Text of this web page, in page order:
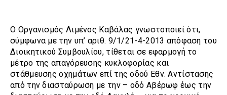
Ο Οργανισμός Λιμένος Καβάλας γνωστοποιεί ότι,
σύμφωνα με την υπ’ αριθ. 9/1/21-4-2013 απόφαση του
Διοικητικού Συμβουλίου, τίθεται σε εφαρμογή το
μέτρο της απαγόρευσης κυκλοφορίας και
στάθμευσης οχημάτων επί της οδού Εθν. Αντίστασης
από την διασταύρωση με την – οδό Αβέρωφ έως την